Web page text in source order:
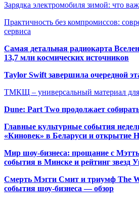
Зарядка электромобиля зимой: что
Практичность без компромиссов:
сервиса
Самая детальная радиокарта
13,7 млн космических источников
Taylor Swift завершила очередной
ТМКЩ – универсальный материал для
Dune: Part Two продолжает
Главные культурные события
«Киновек» в Беларуси и открытие
Мир шоу-бизнеса: прощание с
события в Минске и рейтинг звезд
Смерть Мэгги Смит и триумф The
события шоу-бизнеса — обзор